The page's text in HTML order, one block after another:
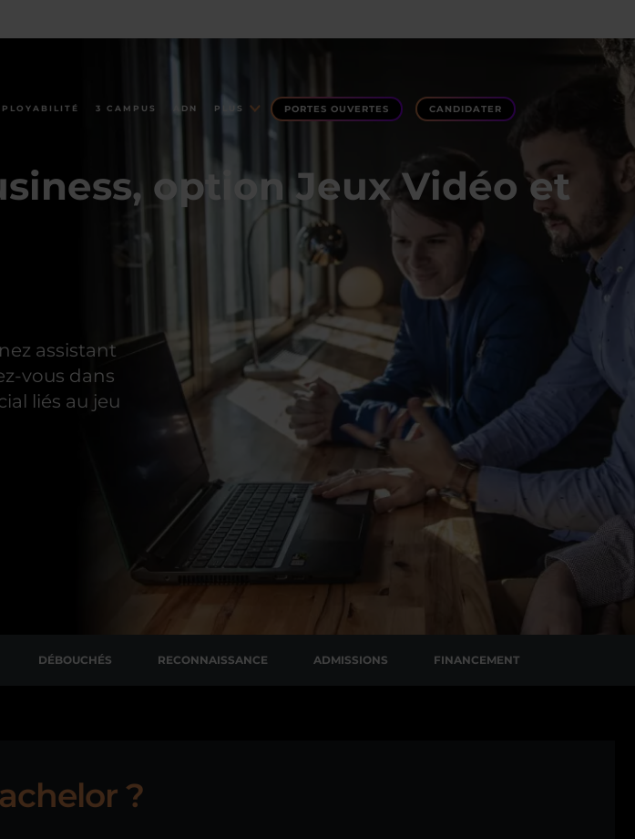
3 CAMPUS ADN PLUS PORTES OUVERTES CANDIDATER
option Jeux Vidéo et
assistant
vous dans
liés au jeu
DÉBOUCHÉS RECONNAISSANCE ADMISSIONS FINANCEMENT
?